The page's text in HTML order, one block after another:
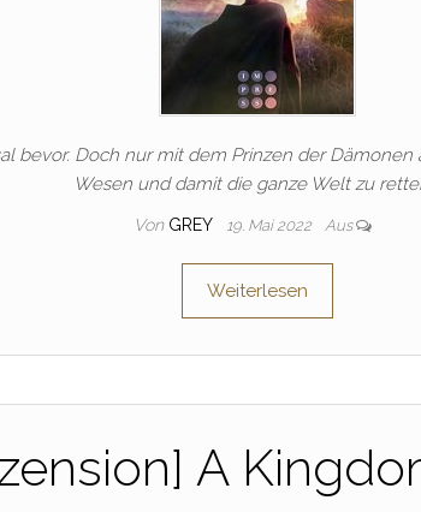
bevor. Doch nur mit dem Prinzen der
Wesen und damit die ganze Welt zu
Von GREY 19. Mai 2022 Aus
Weiterlesen
A